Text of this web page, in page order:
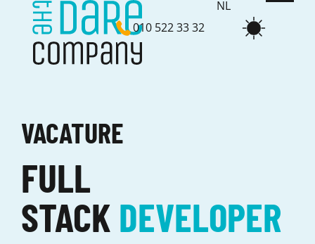
010 522 33 32
NL
VACATURE
FULL
STACK DEVELOPER